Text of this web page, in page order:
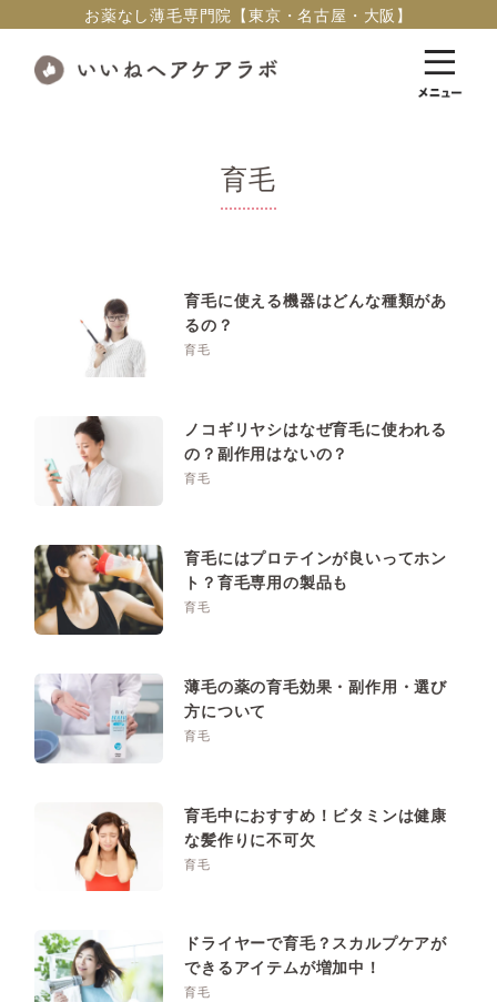
お薬なし薄毛専門院【東京・名古屋・大阪】
育毛
育毛に使える機器はどんな種類があ
るの？
育毛
ノコギリヤシはなぜ育毛に使われる
の？副作用はないの？
育毛
育毛にはプロテインが良いってホン
ト？育毛専用の製品も
育毛
薄毛の薬の育毛効果・副作用・選び
方について
育毛
育毛中におすすめ！ビタミンは健康
な髪作りに不可欠
育毛
ドライヤーで育毛？スカルプケアが
できるアイテムが増加中！
育毛